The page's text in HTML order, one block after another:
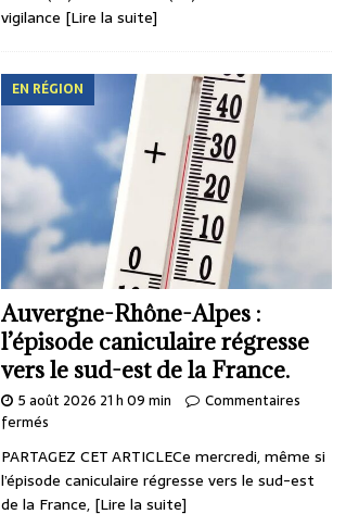
vigilance [Lire la suite]
Auvergne-Rhône-Alpes :
l’épisode caniculaire régresse
vers le sud-est de la France.
EN RÉGION
5 août 2026 21 h 09 min
Commentaires
fermés
PARTAGEZ CET ARTICLECe mercredi, même si
l’épisode caniculaire régresse vers le sud-est
de la France, [Lire la suite]